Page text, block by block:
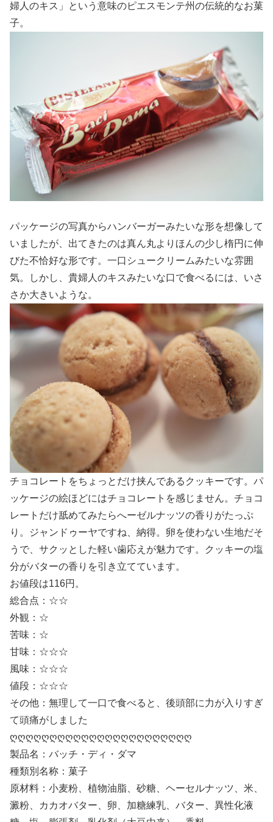
婦人のキス」という意味のピエスモンテ州の伝統的なお菓
子。
パッケージの写真からハンバーガーみたいな形を想像して
いましたが、出てきたのは真ん丸よりほんの少し楕円に伸
びた不恰好な形です。一口シュークリームみたいな雰囲
気。しかし、貴婦人のキスみたいな口で食べるには、いさ
さか大きいような。
チョコレートをちょっとだけ挟んであるクッキーです。パ
ッケージの絵ほどにはチョコレートを感じません。チョコ
レートだけ舐めてみたらへーゼルナッツの香りがたっぷ
り。ジャンドゥーヤですね、納得。卵を使わない生地だそ
うで、サクッとした軽い歯応えが魅力です。クッキーの塩
分がバターの香りを引き立てています。
お値段は116円。
総合点：☆☆
外観：☆
苦味：☆
甘味：☆☆☆
風味：☆☆☆
値段：☆☆☆
その他：無理して一口で食べると、後頭部に力が入りすぎ
て頭痛がしました
ღღღღღღღღღღღღღღღღღღღღღღღ
製品名：バッチ・ディ・ダマ
種類別名称：菓子
原材料：小麦粉、植物油脂、砂糖、ヘーセルナッツ、米、
澱粉、カカオバター、卵、加糖練乳、バター、異性化液